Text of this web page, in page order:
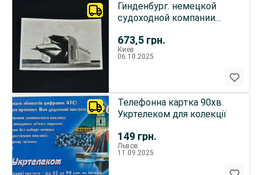
673,5 грн.
Гинденбург. немецкой
судоходной компании
Киев
06.10.2025
149 грн.
Телефонна картка 90хв.
Укртелеком для колекції
Львов
11.09.2025